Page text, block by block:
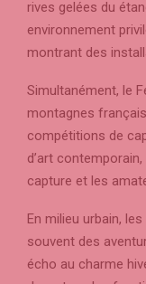
rives gelées du
environnement
montrant des
Simultanément, le
montagnes
compétitions de
d’art
capture et les
En milieu urbain,
souvent des
écho au charme